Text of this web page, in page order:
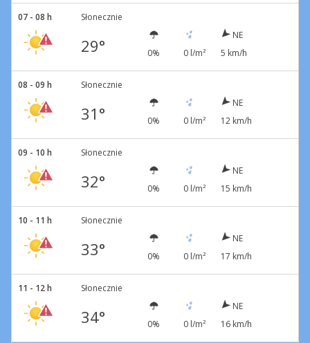
07 - 08 h Słonecznie
29° 0% 0 l/m²
NE
5 km/h
08 - 09 h Słonecznie
31° 0% 0 l/m²
NE
12 km/h
09 - 10 h Słonecznie
32° 0% 0 l/m²
NE
15 km/h
10 - 11 h Słonecznie
33° 0% 0 l/m²
NE
17 km/h
11 - 12 h Słonecznie
34° 0% 0 l/m²
NE
16 km/h